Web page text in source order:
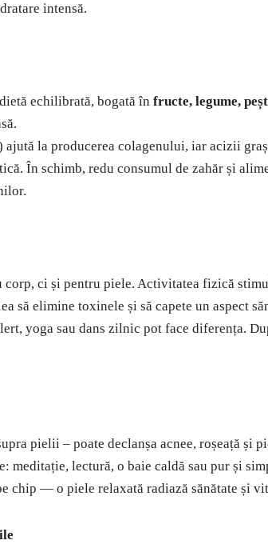
intensă.
echilibrată, bogată în fructe, legume,
la producerea colagenului, iar acizii
În schimb, redu consumul de zahăr și
corp, ci și pentru piele. Activitatea fizică
să elimine toxinele și să capete un aspect
yoga sau dans zilnic pot face diferența.
pielii – poate declanșa acnee, roșeață și
meditație, lectură, o baie caldă sau pur și
chip — o piele relaxată radiază sănătate și